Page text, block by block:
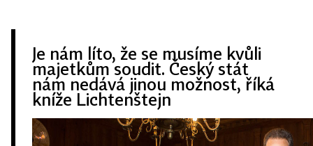
Je nám líto, že se musíme kvůli
majetkům soudit. Český stát
nám nedává jinou možnost, říká
kníže Lichtenštejn